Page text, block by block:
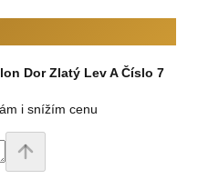
Dor Zlatý Lev A Číslo 7
i snížím cenu